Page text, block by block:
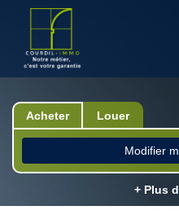
Acheter Louer
Modifier
+ Plus